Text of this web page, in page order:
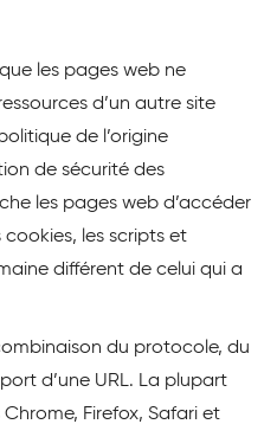
les pages web ne
d’un autre site
de l’origine
de sécurité des
les pages web d’accéder
les scripts et
différent de celui qui a
du protocole, du
d’une URL. La plupart
Firefox, Safari et